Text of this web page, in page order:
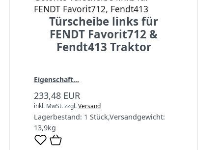
FENDT Favorit712, Fendt413
Türscheibe links für
FENDT Favorit712 &
Fendt413 Traktor
Eigenschaft...
233,48 EUR
inkl. MwSt.zzgl.Versand
Lagerbestand: 1 Stück,Versandgewicht:
13,9kg